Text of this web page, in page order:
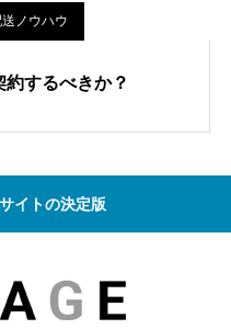
ノウハウ
するべきか？
イトの決定版